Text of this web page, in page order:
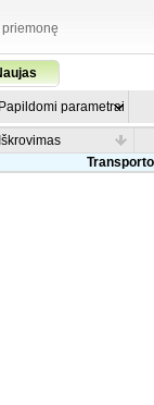
Papildomi parametrai
Iškrovimas